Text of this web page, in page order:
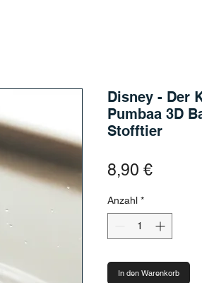
Disney - Der
Pumbaa 3D
Stofftier
8,90 €Preis
Anzahl *
In den Warenkorb